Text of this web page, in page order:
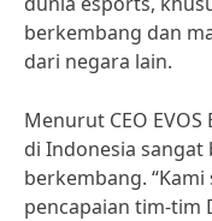
berkembang dan
dari negara lain.
Menurut CEO
di Indonesia sangat
berkembang.
pencapaian tim-tim